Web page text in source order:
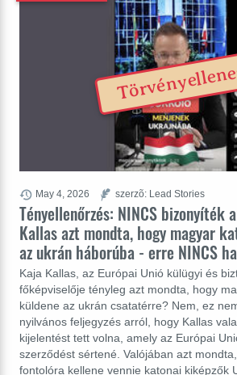
Tényellenőrzés: NINCS bizonyíték
Kallas azt mondta, hogy magyar
az ukrán háborúba - erre NINCS
Kaja Kallas, az Európai Unió külügyi és
főképviselője tényleg azt mondta, hogy
küldene az ukrán csatatérre? Nem, ez
nyilvános feljegyzés arról, hogy Kallas
kijelentést tett volna, amely az Európai
szerződést sértené. Valójában azt
fontolóra kellene vennie katonai kiképzők
May 4, 2026 szerzõ: Lead Stories